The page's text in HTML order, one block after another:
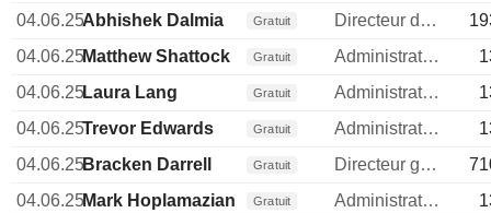
04.06.25Abhishek Dalmia Gratuit Directeur des operations
04.06.25Matthew Shattock Gratuit Administrateur
04.06.25Laura Lang Gratuit Administrateur
04.06.25Trevor Edwards Gratuit Administrateur
04.06.25Bracken Darrell Gratuit Directeur general
04.06.25Mark Hoplamazian Gratuit Administrateur